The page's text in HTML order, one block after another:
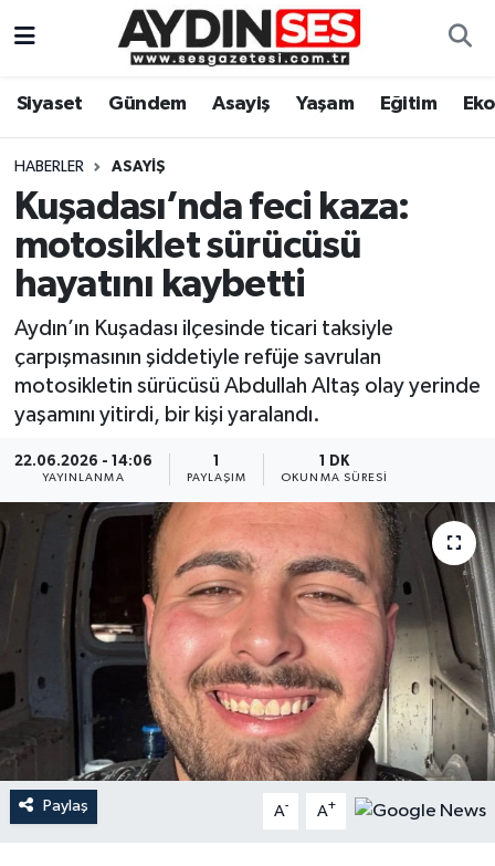
Siyaset Gündem Asayiş Yaşam Eğitim
HABERLER ASAYIŞ
Kuşadası’nda feci kaza:
motosiklet sürücüsü
hayatını kaybetti
Aydın’ın Kuşadası ilçesinde ticari taksiyle
çarpışmasının şiddetiyle refüje savrulan
motosikletin sürücüsü Abdullah Altaş olay yerinde
yaşamını yitirdi, bir kişi yaralandı.
22.06.2026 - 14:06
YAYINLANMA PAYLAŞIM
1 DK
OKUNMA SÜRESI
Paylaş A- A+
Gündem
Siyaset
Ekonomi
Yaşam
Eğitim
Kültür Sanat
Spor
Aydın Hava Durumu
Aydin Namaz Vakitleri
Aydın Trafik Yoğunluk Haritası
Süper Lig Puan Durumu ve Fikstür
Tüm Manşetler
Son Dakika Haberleri
Haber Arşivi